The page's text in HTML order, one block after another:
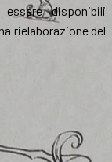
disponibili
rielaborazione del